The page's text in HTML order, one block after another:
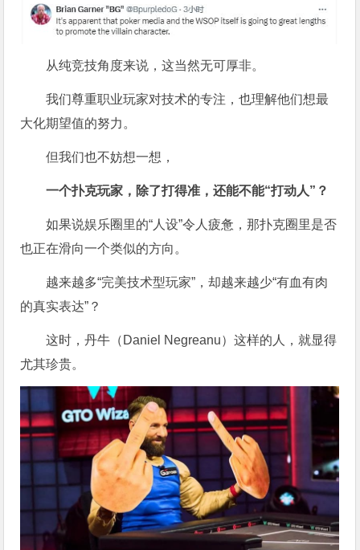
从纯竞技角度来说，这当然无可厚非。
我们尊重职业玩家对技术的专注，也理解他们想最
大化期望值的努力。
但我们也不妨想一想，
一个扑克玩家，除了打得准，还能不能“打动人”？
如果说娱乐圈里的“人设”令人疲惫，那扑克圈里是否
也正在滑向一个类似的方向。
越来越多“完美技术型玩家”，却越来越少“有血有肉
的真实表达”？
这时，丹牛（Daniel Negreanu）这样的人，就显得
尤其珍贵。